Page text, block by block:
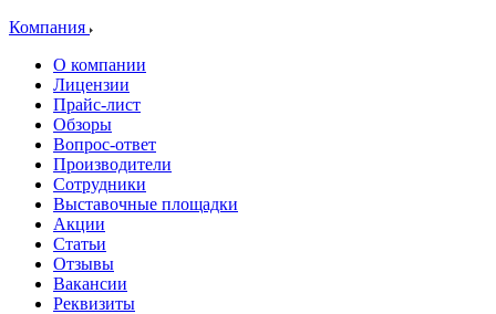
Компания
О компании
Лицензии
Прайс-лист
Обзоры
Вопрос-ответ
Производители
Сотрудники
Выставочные площадки
Акции
Статьи
Отзывы
Вакансии
Реквизиты